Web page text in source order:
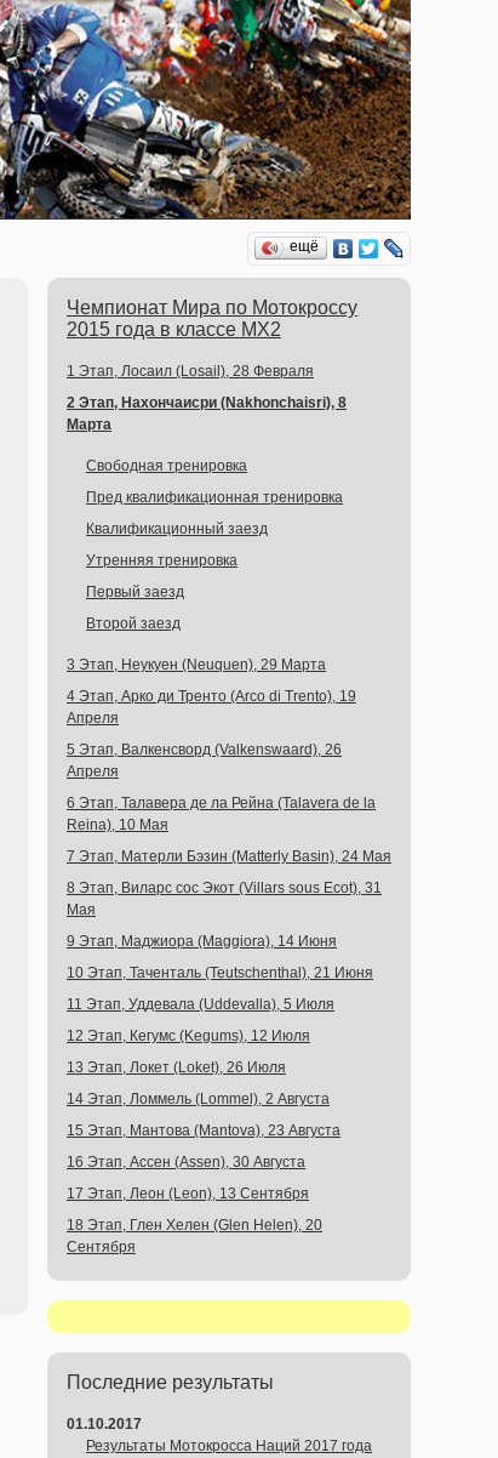
ещё
Чемпионат Мира по Мотокроссу
2015 года в классе MX2
1 Этап, Лосаил (Losail), 28 Февраля
2 Этап, Нахончаисри (Nakhonchaisri), 8
Марта
Свободная тренировка
Пред квалификационная тренировка
Квалификационный заезд
Утренняя тренировка
Первый заезд
Второй заезд
3 Этап, Неукуен (Neuquen), 29 Марта
4 Этап, Арко ди Тренто (Arco di Trento), 19
Апреля
5 Этап, Валкенсворд (Valkenswaard), 26
Апреля
6 Этап, Талавера де ла Рейна (Talavera de la
Reina), 10 Мая
7 Этап, Матерли Бэзин (Matterly Basin), 24 Мая
8 Этап, Виларс сос Экот (Villars sous Ecot), 31
Мая
9 Этап, Маджиора (Maggiora), 14 Июня
10 Этап, Таченталь (Teutschenthal), 21 Июня
11 Этап, Уддевала (Uddevalla), 5 Июля
12 Этап, Кегумс (Kegums), 12 Июля
13 Этап, Локет (Loket), 26 Июля
14 Этап, Ломмель (Lommel), 2 Августа
15 Этап, Мантова (Mantova), 23 Августа
16 Этап, Ассен (Assen), 30 Августа
17 Этап, Леон (Leon), 13 Сентября
18 Этап, Глен Хелен (Glen Helen), 20
Сентября
Последние результаты
01.10.2017
Результаты Мотокросса Наций 2017 года